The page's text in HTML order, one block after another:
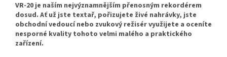
VR-20 je naším nejvýznamnějším přenosným rekordérem
dosud. Ať už jste textař, pořizujete živé nahrávky, jste
obchodní vedoucí nebo zvukový režisér využijete a oceníte
nesporné kvality tohoto velmi malého a praktického
zařízení.